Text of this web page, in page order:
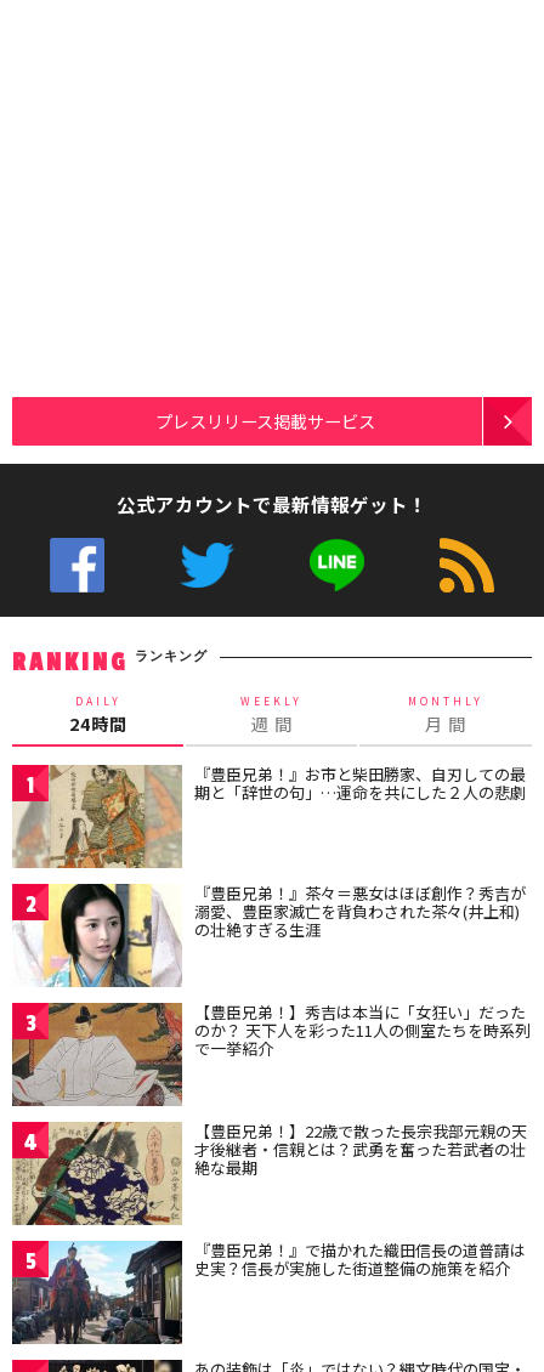
プレスリリース掲載サービス
公式アカウントで最新情報ゲット！
RANKING ランキング
DAILY
24時間
WEEKLY
週 間
MONTHLY
月 間
1 『豊臣兄弟！』お市と柴田勝家、自刃しての最
期と「辞世の句」…運命を共にした２人の悲劇
2 『豊臣兄弟！』茶々＝悪女はほぼ創作？秀吉が
溺愛、豊臣家滅亡を背負わされた茶々(井上和)
の壮絶すぎる生涯
3 【豊臣兄弟！】秀吉は本当に「女狂い」だった
のか？ 天下人を彩った11人の側室たちを時系列
で一挙紹介
4 【豊臣兄弟！】22歳で散った長宗我部元親の天
才後継者・信親とは？武勇を奮った若武者の壮
絶な最期
5 『豊臣兄弟！』で描かれた織田信長の道普請は
史実？信長が実施した街道整備の施策を紹介